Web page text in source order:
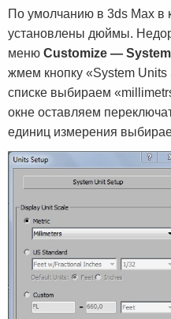
По умолчанию в 3ds Max в
установлены дюймы.
меню Customize —
жмем кнопку «System
списке выбираем
окне оставляем
единиц измерения